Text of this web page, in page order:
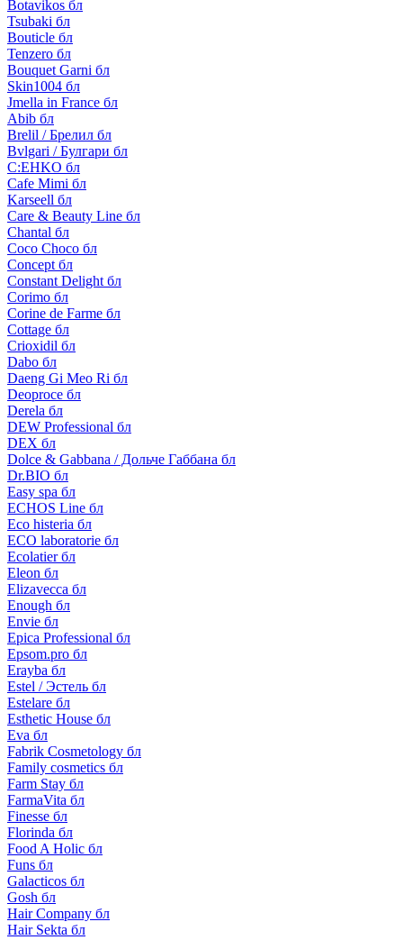
Botavikos бл
Tsubaki бл
Bouticle бл
Tenzero бл
Bouquet Garni бл
Skin1004 бл
Jmella in France бл
Abib бл
Brelil / Брелил бл
Bvlgari / Булгари бл
C:EHKO бл
Cafe Mimi бл
Karseell бл
Care & Beauty Line бл
Chantal бл
Coco Choco бл
Concept бл
Constant Delight бл
Corimo бл
Corine de Farme бл
Cottage бл
Crioxidil бл
Dabo бл
Daeng Gi Meo Ri бл
Deoproce бл
Derela бл
DEW Professional бл
DEX бл
Dolce & Gabbana / Дольче Габбана бл
Dr.BIO бл
Easy spa бл
ECHOS Line бл
Eco histeria бл
ECO laboratorie бл
Ecolatier бл
Eleon бл
Elizavecca бл
Enough бл
Envie бл
Epica Professional бл
Epsom.pro бл
Erayba бл
Estel / Эстель бл
Estelare бл
Esthetic House бл
Eva бл
Fabrik Cosmetology бл
Family cosmetics бл
Farm Stay бл
FarmaVita бл
Finesse бл
Florinda бл
Food A Holic бл
Funs бл
Galacticos бл
Gosh бл
Hair Company бл
Hair Sekta бл